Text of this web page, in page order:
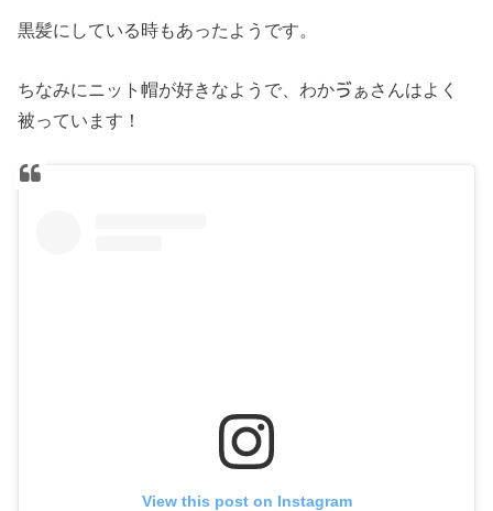
黒髪にしている時もあったようです。
ちなみにニット帽が好きなようで、わかゔぁさんはよく
被っています！
View this post on Instagram